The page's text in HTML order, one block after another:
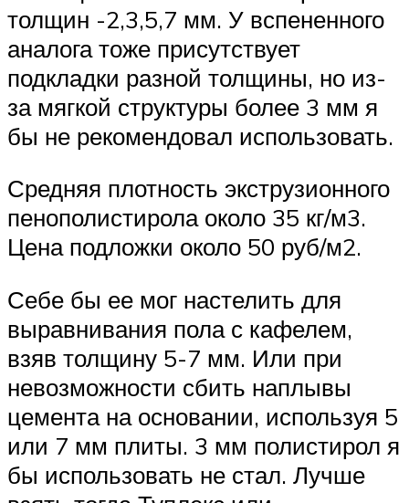
толщин -2,3,5,7 мм. У вспененного
аналога тоже присутствует
подкладки разной толщины, но из-
за мягкой структуры более 3 мм я
бы не рекомендовал использовать.
Средняя плотность экструзионного
пенополистирола около 35 кг/м3.
Цена подложки около 50 руб/м2.
Себе бы ее мог настелить для
выравнивания пола с кафелем,
взяв толщину 5-7 мм. Или при
невозможности сбить наплывы
цемента на основании, используя 5
или 7 мм плиты. 3 мм полистирол я
бы использовать не стал. Лучше